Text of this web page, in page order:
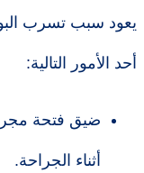
يعود سبب تسرب
أحد الأمور التالية:
ضيق فتحة
أثناء الجراحة.